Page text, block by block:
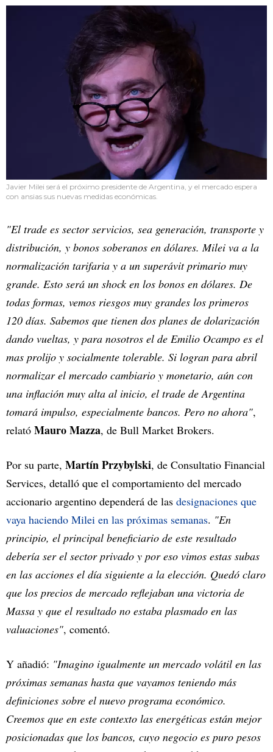
Javier Milei será el próximo presidente de Argentina, y el mercado espera
con ansias sus nuevas medidas económicas.
"El trade es sector servicios, sea generación, transporte y
distribución, y bonos soberanos en dólares. Milei va a la
normalización tarifaria y a un superávit primario muy
grande. Esto será un shock en los bonos en dólares. De
todas formas, vemos riesgos muy grandes los primeros
120 días. Sabemos que tienen dos planes de dolarización
dando vueltas, y para nosotros el de Emilio Ocampo es el
mas prolijo y socialmente tolerable. Si logran para abril
normalizar el mercado cambiario y monetario, aún con
una inflación muy alta al inicio, el trade de Argentina
tomará impulso, especialmente bancos. Pero no ahora",
relató Mauro Mazza, de Bull Market Brokers.
Por su parte, Martín Przybylski, de Consultatio Financial
Services, detalló que el comportamiento del mercado
accionario argentino dependerá de las designaciones que
vaya haciendo Milei en las próximas semanas. "En
principio, el principal beneficiario de este resultado
debería ser el sector privado y por eso vimos estas subas
en las acciones el día siguiente a la elección. Quedó claro
que los precios de mercado reflejaban una victoria de
Massa y que el resultado no estaba plasmado en las
valuaciones", comentó.
Y añadió: "Imagino igualmente un mercado volátil en las
próximas semanas hasta que vayamos teniendo más
definiciones sobre el nuevo programa económico.
Creemos que en este contexto las energéticas están mejor
posicionadas que los bancos, cuyo negocio es puro pesos